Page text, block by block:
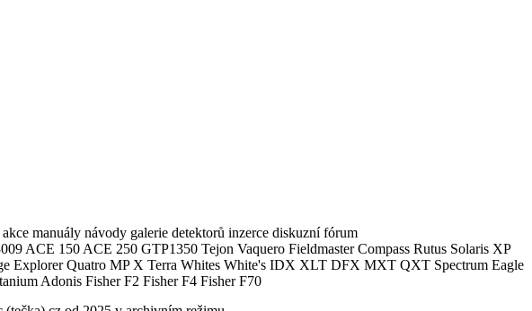
manuály návody galerie detektorů inzerce diskuzní fórum
ACE 150 ACE 250 GTP1350 Tejon Vaquero Fieldmaster Compass Rutus Solaris XP
Quatro MP X Terra Whites White's IDX XLT DFX MXT QXT Spectrum Eagle
Adonis Fisher F2 Fisher F4 Fisher F70